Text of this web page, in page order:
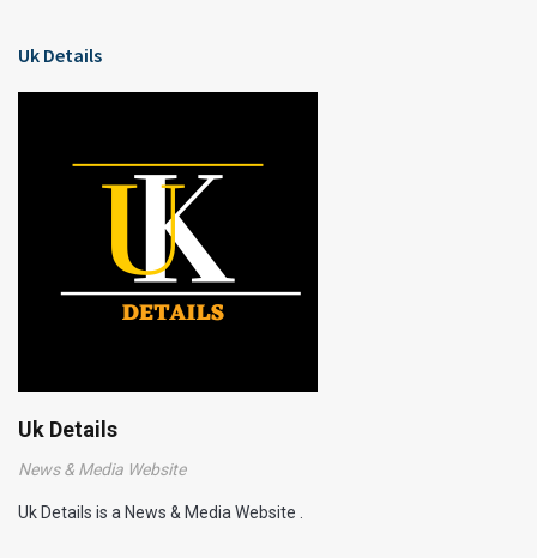
Uk Details
Uk Details
News & Media Website
Uk Details is a News & Media Website .